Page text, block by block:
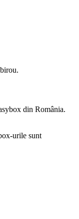
birou.
din România.
urile sunt